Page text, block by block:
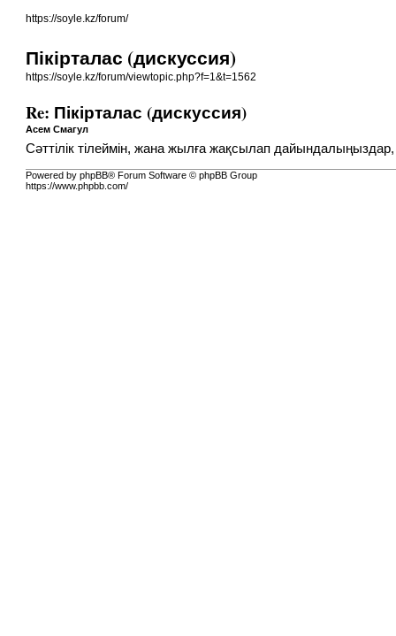
https://soyle.kz/forum/
Пікірталас (дискуссия)
https://soyle.kz/forum/viewtopic.php?f=1&t=1562
Re: Пікірталас (дискуссия)
Асем Смагул
Сәттілік тілеймін, жана жылға жақсылап дайындалыңыздар,
Powered by phpBB® Forum Software © phpBB Group
https://www.phpbb.com/